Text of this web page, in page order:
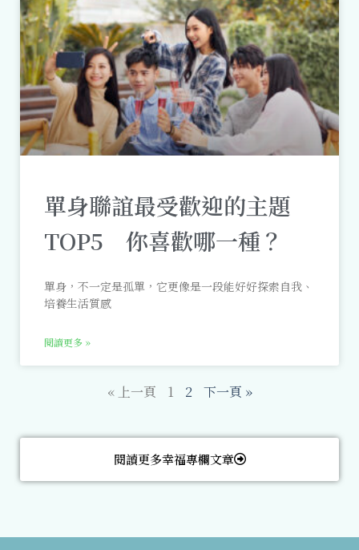
單身聯誼最受歡迎的主題
TOP5 你喜歡哪一種？
單身，不一定是孤單，它更像是一段能好好探索自我、
培養生活質感
閱讀更多 »
« 上一頁 1 2 下一頁 »
閱讀更多幸福專欄文章